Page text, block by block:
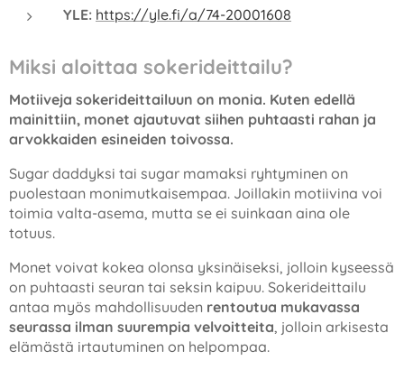
YLE: https://yle.fi/a/74-20001608
Miksi aloittaa sokerideittailu?
Motiiveja sokerideittailuun on monia. Kuten edellä
mainittiin, monet ajautuvat siihen puhtaasti rahan ja
arvokkaiden esineiden toivossa.
Sugar daddyksi tai sugar mamaksi ryhtyminen on
puolestaan monimutkaisempaa. Joillakin motiivina voi
toimia valta-asema, mutta se ei suinkaan aina ole
totuus.
Monet voivat kokea olonsa yksinäiseksi, jolloin kyseessä
on puhtaasti seuran tai seksin kaipuu. Sokerideittailu
antaa myös mahdollisuuden rentoutua mukavassa
seurassa ilman suurempia velvoitteita, jolloin arkisesta
elämästä irtautuminen on helpompaa.